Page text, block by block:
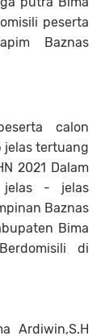
peserta
Baznas
calon
jelas tertuang
2021 Dalam
jelas - jelas
Baznas
Bima
di
Ardiwin,S.H